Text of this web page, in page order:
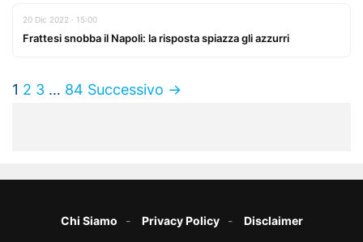
20 Dic 2022 · 15:00
Frattesi snobba il Napoli: la risposta spiazza gli azzurri
1 2 3 … 84 Successivo →
Chi Siamo Privacy Policy Disclaimer